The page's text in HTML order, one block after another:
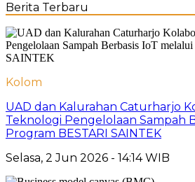
Berita Terbaru
Kolom
UAD dan Kalurahan Caturharjo
Teknologi Pengelolaan Sampah
Program BESTARI SAINTEK
Selasa, 2 Jun 2026 - 14:14 WIB